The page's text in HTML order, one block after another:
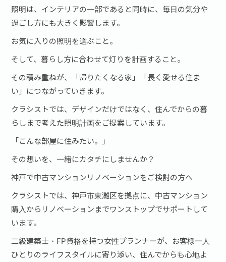
照明は、インテリアの一部であると同時に、毎日の気分や
過ごし方にも大きく影響します。
お気に入りの照明を選ぶこと。
そして、暮らし方に合わせて灯りを計画すること。
その積み重ねが、「帰りたくなる家」「長く愛せる住ま
い」につながっていきます。
クラシストでは、デザインだけではなく、住んでからの暮
らしまで考えた照明計画をご提案しています。
「こんな部屋に住みたい。」
その想いを、一緒にカタチにしませんか？
神戸で中古マンションリノベーションをご検討の方へ
クラシストでは、神戸市東灘区を拠点に、中古マンション
購入からリノベーションまでワンストップでサポートして
います。
二級建築士・FP資格を持つ女性プランナーが、お客様一人
ひとりのライフスタイルに寄り添い、住んでからも心地よ